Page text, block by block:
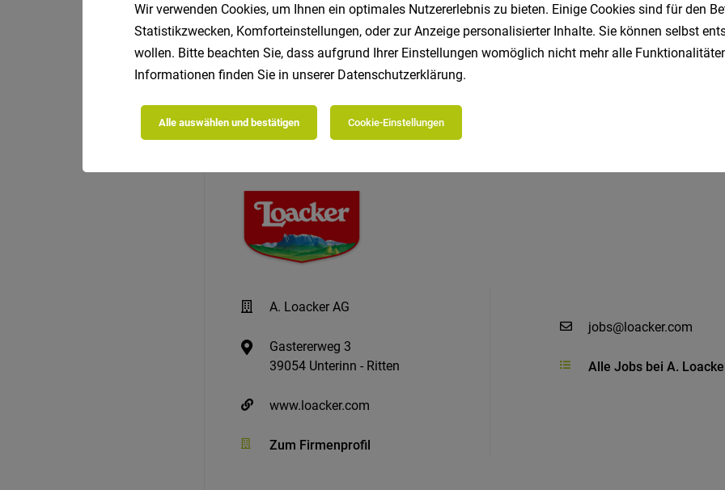
Merken
A. Loacker AG
Gastererweg 3
39054 Unterinn - Ritten
www.loacker.com
Zum Firmenprofil
jobs@loacker.com
Alle Jobs bei A.
Wir verwenden Cookies, um Ihnen ein optimales Nutzererlebnis zu bieten. Einige Cookies sind für den
Statistikzwecken, Komforteinstellungen, oder zur Anzeige personalisierter Inhalte. Sie können selbst
wollen. Bitte beachten Sie, dass aufgrund Ihrer Einstellungen womöglich nicht mehr alle
Informationen finden Sie in unserer Datenschutzerklärung.
Alle auswählen und bestätigen Cookie-Einstellungen